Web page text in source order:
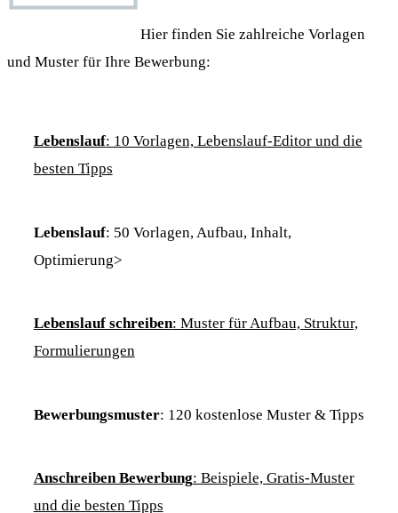
Hier finden Sie zahlreiche Vorlagen
und Muster für Ihre Bewerbung:
Lebenslauf: 10 Vorlagen, Lebenslauf-Editor und die
besten Tipps
Lebenslauf: 50 Vorlagen, Aufbau, Inhalt,
Optimierung>
Lebenslauf schreiben: Muster für Aufbau, Struktur,
Formulierungen
Bewerbungsmuster: 120 kostenlose Muster & Tipps
Anschreiben Bewerbung: Beispiele, Gratis-Muster
und die besten Tipps